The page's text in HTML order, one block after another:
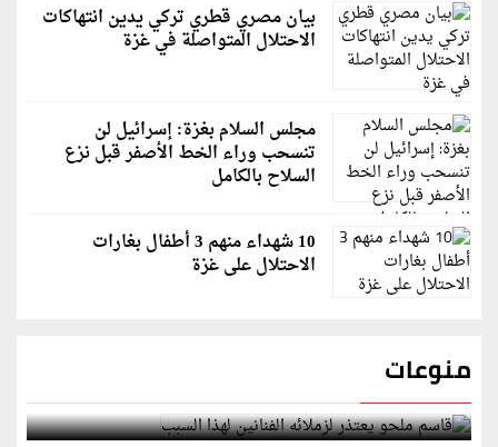
بيان مصري قطري تركي يدين انتهاكات
الاحتلال المتواصلة في غزة
مجلس السلام بغزة: إسرائيل لن
تنسحب وراء الخط الأصفر قبل نزع
السلاح بالكامل
10 شهداء منهم 3 أطفال بغارات
الاحتلال على غزة
منوعات
قاسم ملحو يعتذر لزملائه الفنانين لهذا السبب